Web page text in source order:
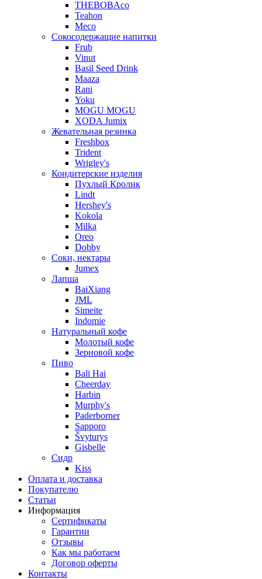
THEBOBAco
Teahon
Meco
Сокосодержащие напитки
Frub
Vinut
Basil Seed Drink
Maaza
Rani
Yoku
MOGU MOGU
XODA Jumix
Жевательная резинка
Freshbox
Trident
Wrigley's
Кондитерские изделия
Пухлый Кролик
Lindt
Hershey's
Kokola
Milka
Oreo
Dobby
Соки, нектары
Jumex
Лапша
BaiXiang
JML
Simeite
Indomie
Натуральный кофе
Молотый кофе
Зерновой кофе
Пиво
Bali Hai
Cheerday
Harbin
Murphy's
Paderborner
Sapporo
Švyturys
Gisbelle
Сидр
Kiss
Оплата и доставка
Покупателю
Статьи
Информация
Сертификаты
Гарантии
Отзывы
Как мы работаем
Договор оферты
Контакты